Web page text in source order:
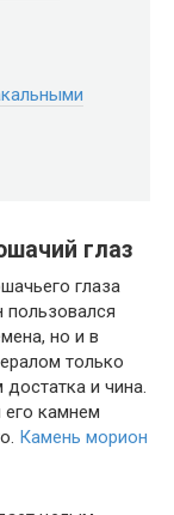
глаз
глаза
но и в
только
и чина.
камнем
Камень морион